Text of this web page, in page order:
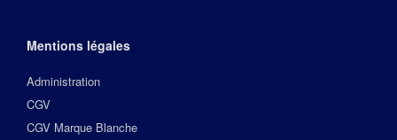
Mentions légales
Administration
CGV
CGV Marque Blanche